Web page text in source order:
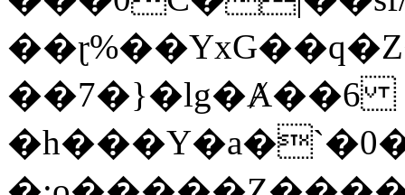
��7�}�lg�Ⱥ��6